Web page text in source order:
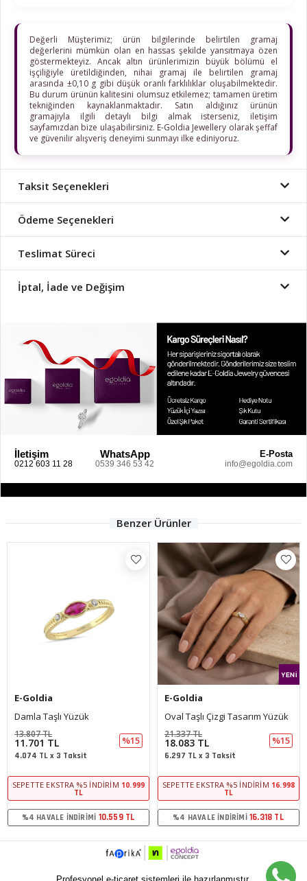
Değerli Müşterimiz; ürün bilgilerinde belirtilen gramaj
değerlerini mümkün olan en hassas şekilde yansıtmaya özen
göstermekteyiz. Ancak altın ürünlerimizin büyük bölümü el
işçiliğiyle üretildiğinden, nihai gramaj ile belirtilen gramaj
arasında ±0,10 g gibi düşük oranlı farklılıklar oluşabilmektedir.
Bu durum ürünün kalitesini olumsuz etkilemez; tamamen üretim
tekniğinden kaynaklanmaktadır. Satın aldığınız ürünün
gramajıyla ilgili detaylı bilgi almak isterseniz, iletişim
sayfamızdan bize ulaşabilirsiniz. E-Goldia Jewellery olarak şeffaf
ve güvenilir alışveriş deneyimi sunmayı ilke ediniyoruz.
Taksit Seçenekleri
Ödeme Seçenekleri
Teslimat Süreci
İptal, İade ve Değişim
İletişim
0212 603 11 28
WhatsApp
0539 346 53 42
E-Posta
info@egoldia.com
Benzer Ürünler
E-Goldia
Damla Taşlı Yüzük
11.701 TL
13.807 TL
%15
4.074 TL x 3 Taksit
SEPETTE EKSTRA %5 İNDIRIM 10.999
TL
%4 HAVALE İNDIRIMI 10.559 TL
E-Goldia
Oval Taşlı Çizgi Tasarım Yüzük
18.083 TL
21.337 TL
%15
6.297 TL x 3 Taksit
SEPETTE EKSTRA %5 İNDIRIM 16.998
TL
%4 HAVALE İNDIRIMI 16.318 TL